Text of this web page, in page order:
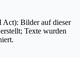
Bilder auf dieser
Texte wurden